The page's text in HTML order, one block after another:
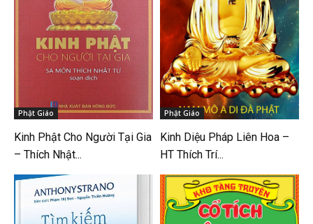
Phật Giáo
Kinh Phật Cho Người Tại Gia
– Thích Nhật...
Phật Giáo
Kinh Diệu Pháp Liên Hoa –
HT Thích Trí...